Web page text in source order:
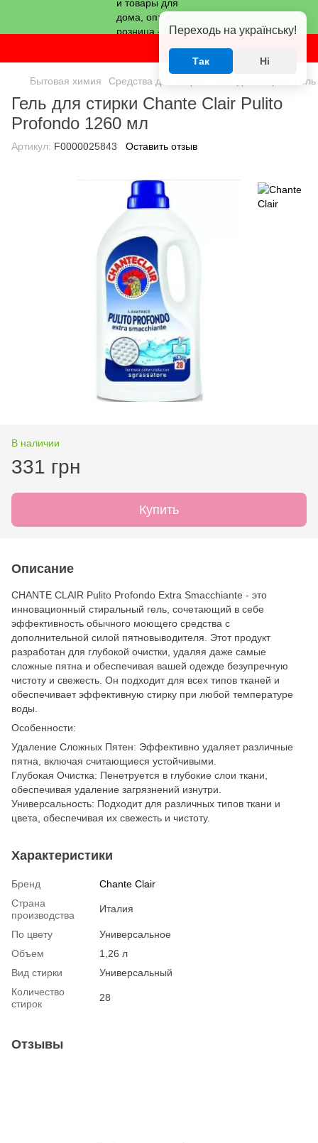
Бытовая химия Средства для стирки
Гель для стирки Chante Clair Pulito
Profondo 1260 мл
Артикул: F0000025843 Оставить отзыв
В наличии
331 грн
Купить
Описание
CHANTE CLAIR Pulito Profondo Extra Smacchiante - это
инновационный стиральный гель, сочетающий в себе
эффективность обычного моющего средства с
дополнительной силой пятновыводителя. Этот продукт
разработан для глубокой очистки, удаляя даже самые
сложные пятна и обеспечивая вашей одежде безупречную
чистоту и свежесть. Он подходит для всех типов тканей и
обеспечивает эффективную стирку при любой температуре
воды.
Особенности:
Удаление Сложных Пятен: Эффективно удаляет различные
пятна, включая считающиеся устойчивыми.
Глубокая Очистка: Пенетруется в глубокие слои ткани,
обеспечивая удаление загрязнений изнутри.
Универсальность: Подходит для различных типов ткани и
цвета, обеспечивая их свежесть и чистоту.
Характеристики
Бренд
Chante Clair
Страна
производства
Италия
По цвету
Универсальное
Объем
1,26 л
Вид стирки
Универсальный
Количество
стирок
28
Отзывы
Переходь на українську!
Так Ні